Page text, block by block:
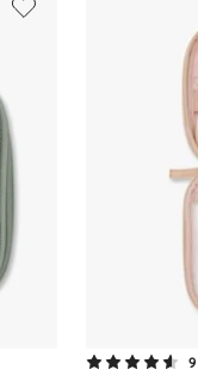
skum med
vann eller
bord eller benk
ftalater
Design Award
9